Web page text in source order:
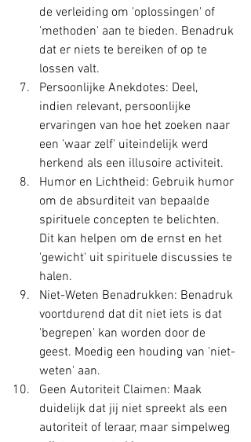
de verleiding om 'oplossingen' of
'methoden' aan te bieden. Benadruk
dat er niets te bereiken of op te
lossen valt.
Persoonlijke Anekdotes: Deel,
indien relevant, persoonlijke
ervaringen van hoe het zoeken naar
een 'waar zelf' uiteindelijk werd
herkend als een illusoire activiteit.
Humor en Lichtheid: Gebruik humor
om de absurditeit van bepaalde
spirituele concepten te belichten.
Dit kan helpen om de ernst en het
'gewicht' uit spirituele discussies te
halen.
Niet-Weten Benadrukken: Benadruk
voortdurend dat dit niet iets is dat
'begrepen' kan worden door de
geest. Moedig een houding van 'niet-
weten' aan.
Geen Autoriteit Claimen: Maak
duidelijk dat jij niet spreekt als een
autoriteit of leraar, maar simpelweg